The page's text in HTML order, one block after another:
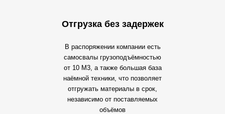
Отгрузка без задержек
В распоряжении компании есть
самосвалы грузоподъёмностью
от 10 М3, а также большая база
наёмной техники, что позволяет
отгружать материалы в срок,
независимо от поставляемых
объёмов